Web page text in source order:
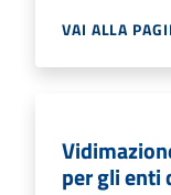
VAI ALLA
per gli enti